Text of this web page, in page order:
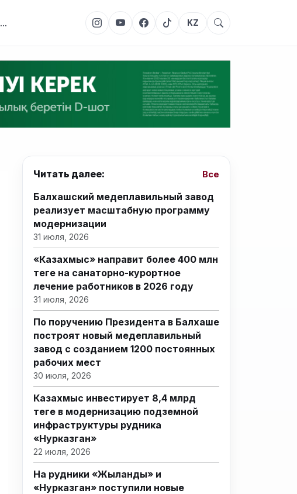
... KZ
Читать далее: Все
Балхашский медеплавильный завод
реализует масштабную программу
модернизации
31 июля, 2026
«Казахмыс» направит более 400 млн
теңге на санаторно-курортное
лечение работников в 2026 году
31 июля, 2026
По поручению Президента в Балхаше
построят новый медеплавильный
завод с созданием 1200 постоянных
рабочих мест
30 июля, 2026
Казахмыс инвестирует 8,4 млрд
теңге в модернизацию подземной
инфраструктуры рудника
«Нурказган»
22 июля, 2026
На рудники «Жыланды» и
«Нурказган» поступили новые